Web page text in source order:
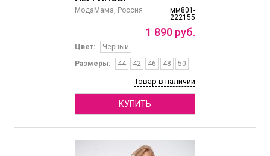
мм801-
222155
МодаМама, Россия
1 890 руб.
Цвет:
Черный
Размеры:
44 42 46 48 50
Товар в наличии
КУПИТЬ